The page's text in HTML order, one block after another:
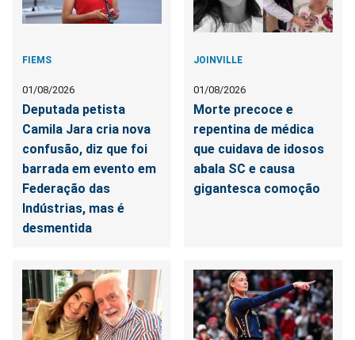
FIEMS
01/08/2026
Deputada petista
Camila Jara cria nova
confusão, diz que foi
barrada em evento em
Federação das
Indústrias, mas é
desmentida
JOINVILLE
01/08/2026
Morte precoce e
repentina de médica
que cuidava de idosos
abala SC e causa
gigantesca comoção